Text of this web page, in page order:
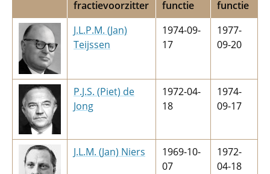
fractievoorzitter
functie
functie
J.L.P.M. (Jan)
Teijssen
1974-09-
17
1977-
09-20
P.J.S. (Piet) de
Jong
1972-04-
18
1974-
09-17
J.L.M. (Jan) Niers
1969-10-
07
1972-
04-18